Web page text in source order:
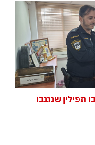
תפילין שנגנבו